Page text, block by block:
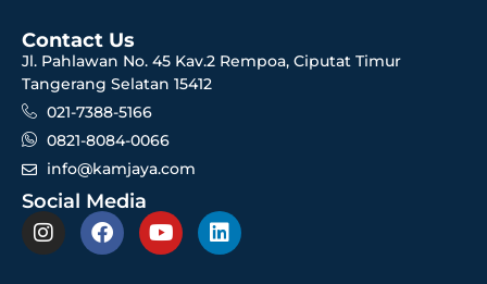
Contact Us
Jl. Pahlawan No. 45 Kav.2 Rempoa, Ciputat Timur
Tangerang Selatan 15412
021-7388-5166
0821-8084-0066
info@kamjaya.com
Social Media